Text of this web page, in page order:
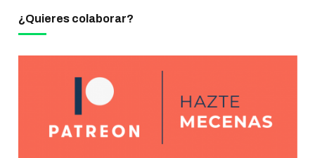
¿Quieres colaborar?